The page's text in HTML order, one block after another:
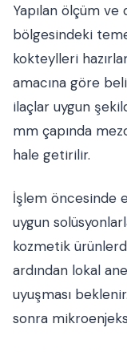
Yapılan ölçüm
bölgesindeki
kokteylleri
amacına göre
ilaçlar uygun
mm çapında
hale getirilir.
İşlem öncesinde
uygun
kozmetik
ardından lokal
uyuşması
sonra